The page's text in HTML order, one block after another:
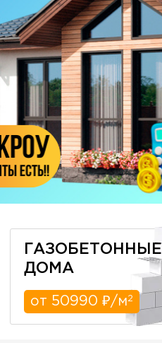
ГАЗОБЕТОННЫЕ
ДОМА
от 50990 ₽/м2